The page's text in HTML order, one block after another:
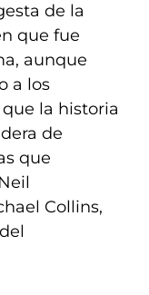
de la
que fue
aunque
a los
la historia
de
que
Collins,